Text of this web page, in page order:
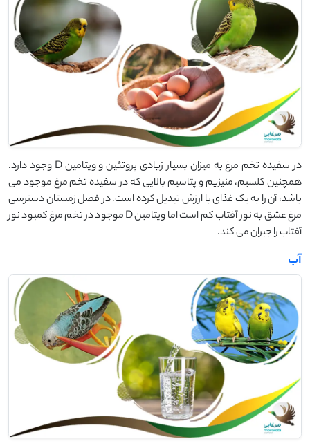
در سفیده تخم مرغ به میزان بسیار زیادی پروتئین و ویتامین D وجود دارد.
همچنین کلسیم، منیزیم و پتاسیم بالایی که در سفیده تخم مرغ موجود می
باشد، آن را به یک غذای با ارزش تبدیل کرده است. در فصل زمستان دسترسی
مرغ عشق به نور آفتاب کم است اما ویتامین D موجود در تخم مرغ کمبود نور
آفتاب را جبران می کند.
آب